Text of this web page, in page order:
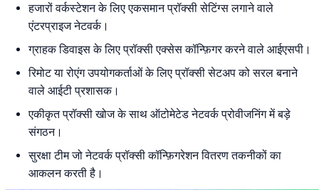
हजारों वर्कस्टेशन के लिए एकसमान प्रॉक्सी सेटिंग्स लगाने वाले
एंटरप्राइज नेटवर्क।
ग्राहक डिवाइस के लिए प्रॉक्सी एक्सेस कॉन्फ़िगर करने वाले आईएसपी।
रिमोट या रोएंग उपयोगकर्ताओं के लिए प्रॉक्सी सेटअप को सरल बनाने
वाले आईटी प्रशासक।
एकीकृत प्रॉक्सी खोज के साथ ऑटोमेटेड नेटवर्क प्रोवीजनिंग में बड़े
संगठन।
सुरक्षा टीम जो नेटवर्क प्रॉक्सी कॉन्फ़िगरेशन वितरण तकनीकों का
आकलन करती है।